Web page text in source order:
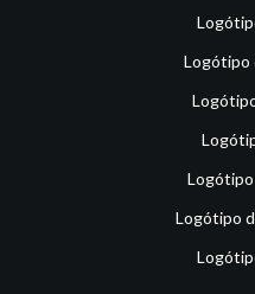
Logótipo
Logótipo
Logótipo